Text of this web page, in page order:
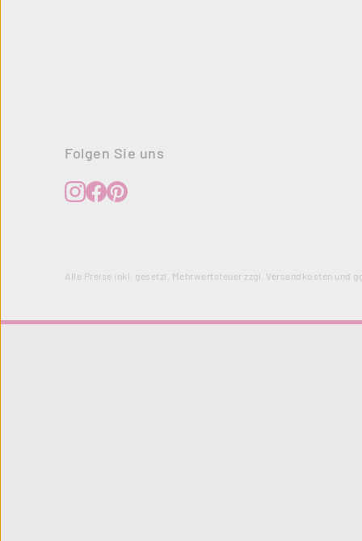
Folgen Sie uns
Alle Preise inkl. gesetzl. Mehrwertsteuer zzgl. Versandkosten und